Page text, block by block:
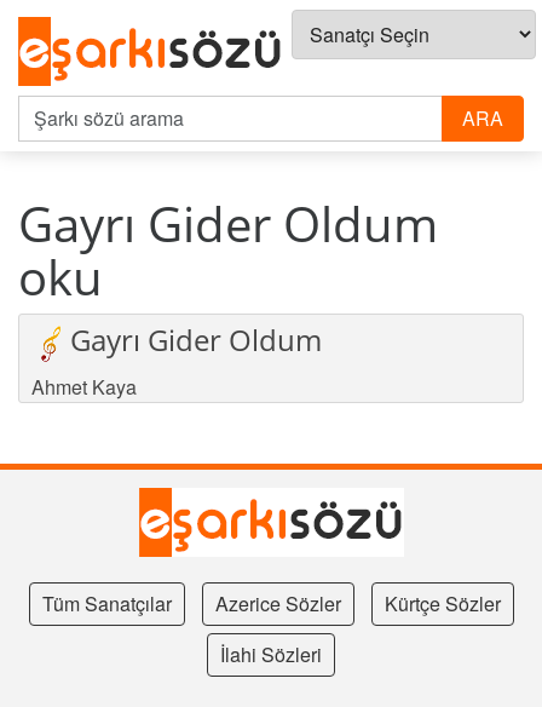
Gayrı Gider Oldum
oku
Gayrı Gider Oldum
Ahmet Kaya
Tüm Sanatçılar Azerice Sözler
Kürtçe Sözler
İlahi Sözleri